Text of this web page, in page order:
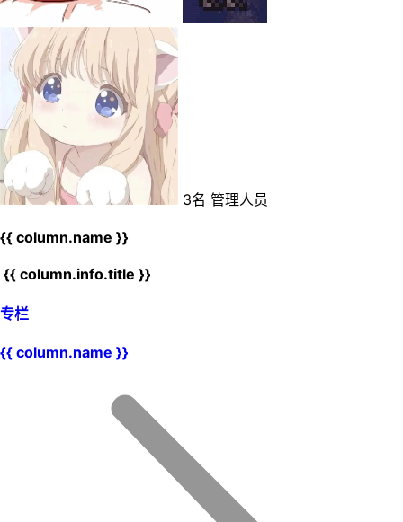
3名 管理人员
{{ column.name }}
{{ column.info.title }}
专栏
{{ column.name }}